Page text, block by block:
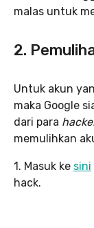
malas untuk
2.
Untuk akun
maka Google
dari para
memulihkan
1. Masuk ke sini
hack.